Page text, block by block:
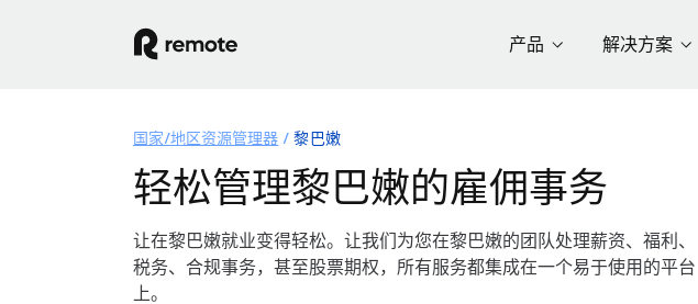
产品 解决方案
国家/地区资源管理器 黎巴嫩
轻松管理黎巴嫩的雇佣事务
让在黎巴嫩就业变得轻松。让我们为您在黎巴嫩的团队处理薪资、福利、
税务、合规事务，甚至股票期权，所有服务都集成在一个易于使用的平台
上。